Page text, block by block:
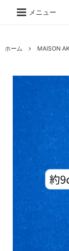
メニュー
ホーム MAISON